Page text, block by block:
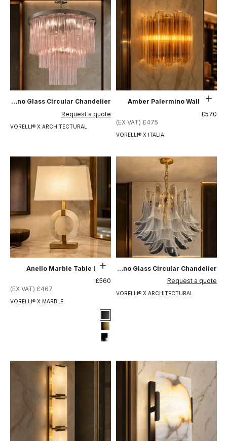
حدِّد الخيارات
VORELLI® X ITALIA
Amber Palermino Wall Light
السعر بعد الخصم
£570
£475 (EX VAT)
VORELLI® X ARCHITECTURAL
Amelia Tronchi Murano Glass Circular Chandelier
السعر بعد الخصم
Request a quote
VORELLI® X ARCHITECTURAL
Ancona Selle Murano Glass Circular Chandelier
السعر بعد الخصم
Request a quote
حدِّد الخيارات
VORELLI® X MARBLE
Anello Marble Table Lamp
السعر بعد الخصم
£560
£467 (EX VAT)
#1 Matte Black
#8 Brushed Brass
#12 Chrome